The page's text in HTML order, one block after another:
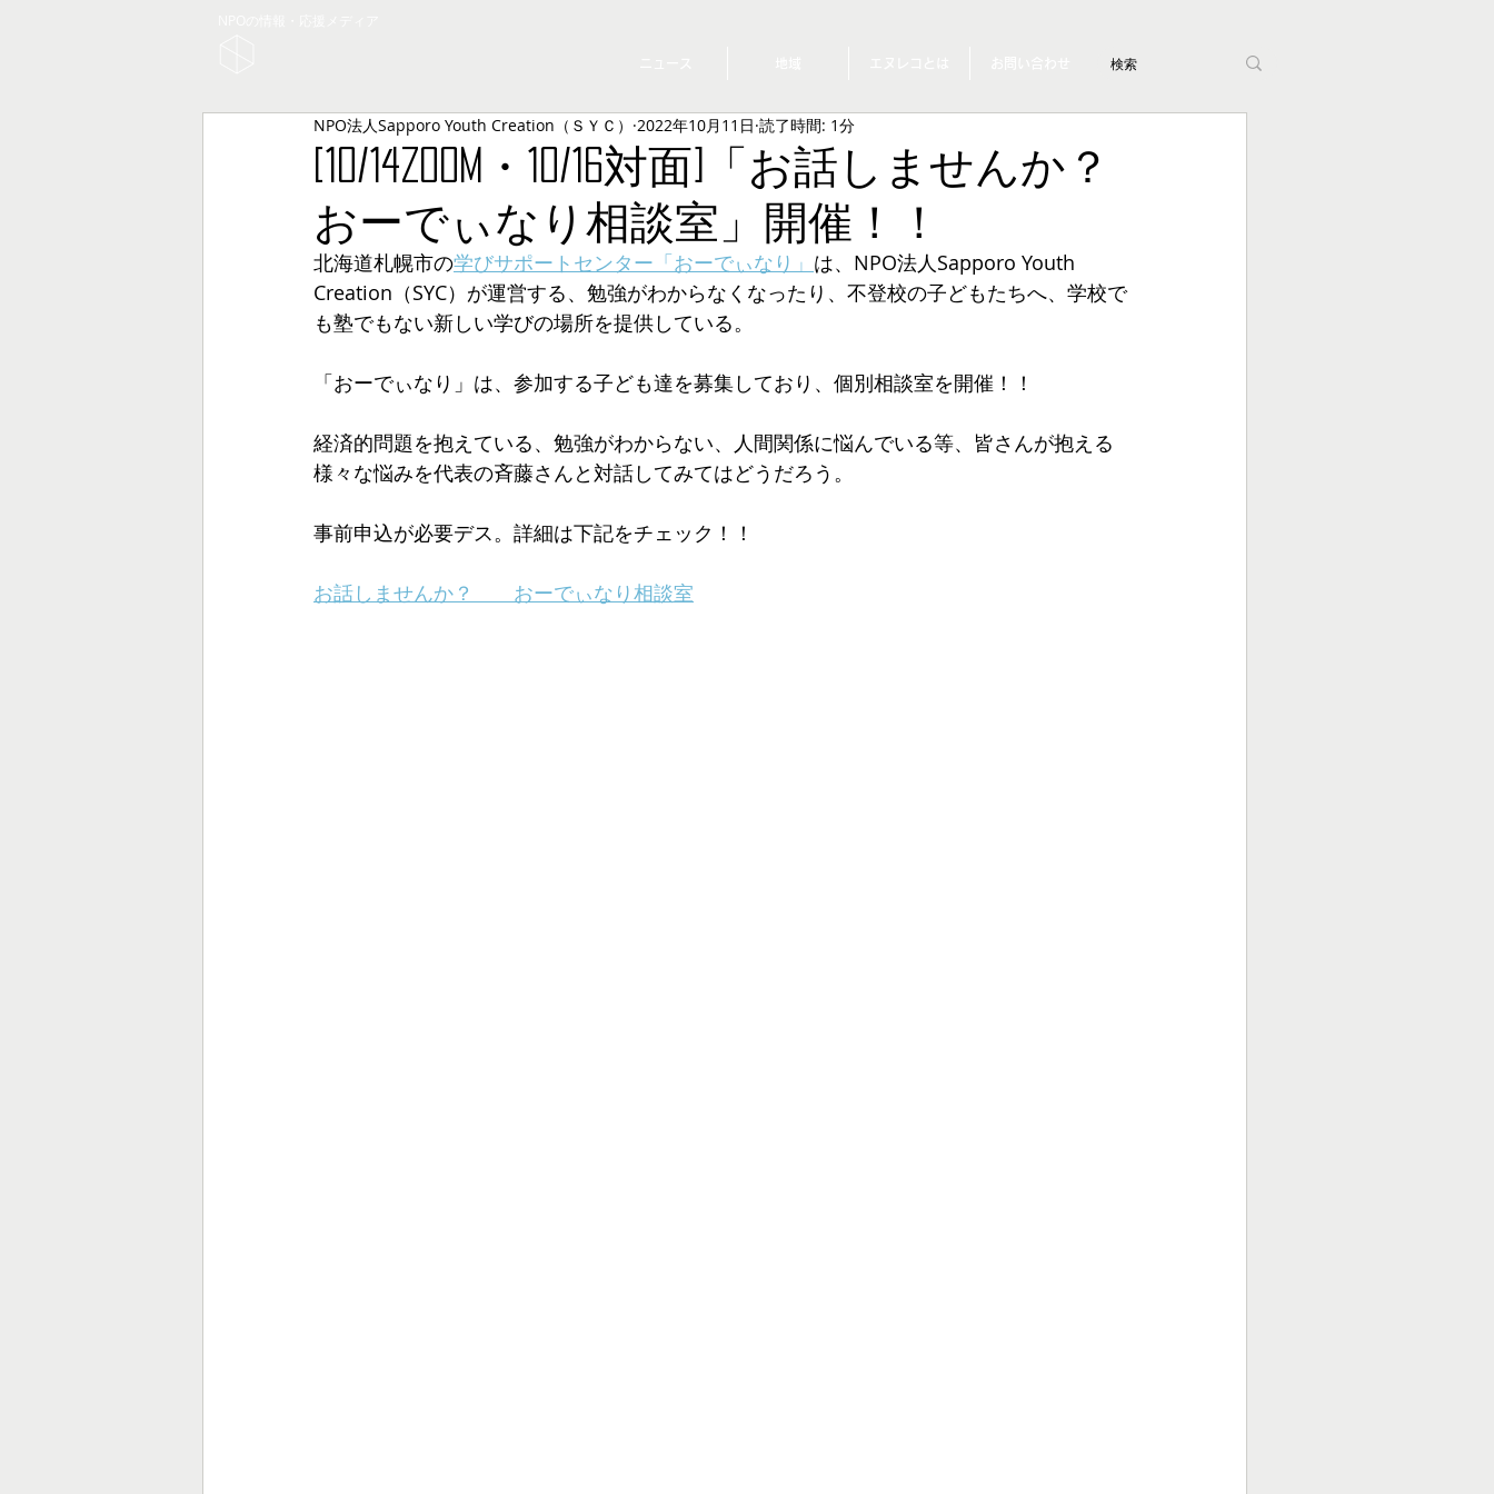
[10/14zoom・10/16対面]「お話しませんか？
おーでぃなり相談室」開催！！
NPO法人Sapporo Youth Creation（ＳＹＣ） 2022年10月11日 読了時間: 1分
北海道札幌市の​​学びサポートセンター「おーでぃなり」 は、NPO法人Sapporo Youth
Creation（SYC）が運営する、勉強がわからなくなったり、不登校の子どもたちへ、学校で
も塾でもない新しい学びの場所を提供している。
「おーでぃなり」は、参加する子ども達を募集しており、個別相談室を開催！！
経済的問題を抱えている、勉強がわからない、人間関係に悩んでいる等、皆さんが抱える
様々な悩みを代表の斉藤さんと対話してみてはどうだろう。
事前申込が必要デス。詳細は下記をチェック！！
お話しませんか？　　おーでぃなり相談室